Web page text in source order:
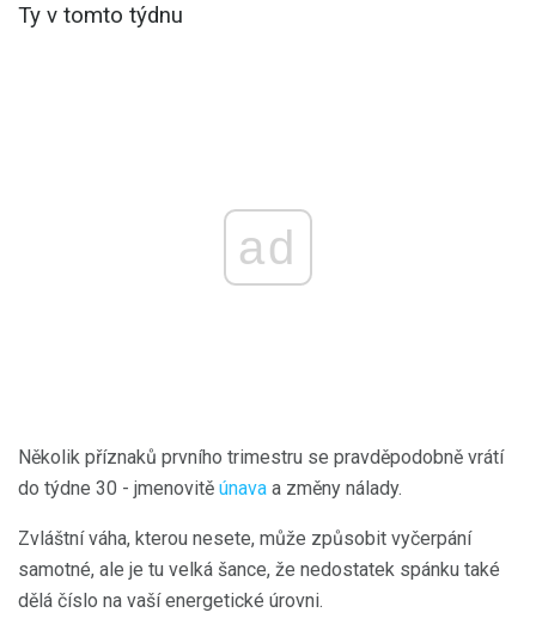
Ty v tomto týdnu
ad
Několik příznaků prvního trimestru se pravděpodobně vrátí
do týdne 30 - jmenovitě únava a změny nálady.
Zvláštní váha, kterou nesete, může způsobit vyčerpání
samotné, ale je tu velká šance, že nedostatek spánku také
dělá číslo na vaší energetické úrovni.